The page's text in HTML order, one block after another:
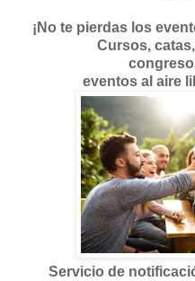
¡No te pierdas los
Cursos,
eventos al aire
Servicio de